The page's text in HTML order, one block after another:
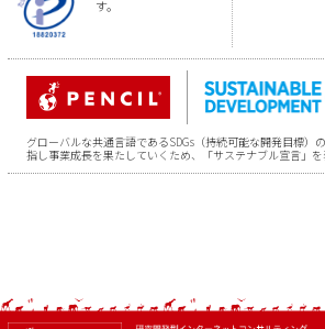
す。
グローバルな共通言語であるSDGs（持続可能な開発目標）
指し事業成長を果たしていくため、「サステナブル宣言」を